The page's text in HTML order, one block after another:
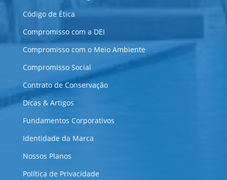
Código de Ética
Compromisso com a DEI
Compromisso com o Meio Ambiente
Compromisso Social
Contrato de Conservação
Dicas & Artigos
Fundamentos Corporativos
Identidade da Marca
Nossos Planos
Política de Privacidade